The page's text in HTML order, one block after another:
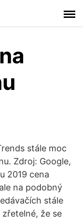
stále moc
Zdroj: Google,
2019 cena
na podobný
stále
že se